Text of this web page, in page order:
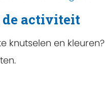
activiteit
knutselen en